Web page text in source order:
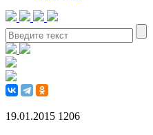
19.01.2015 1206